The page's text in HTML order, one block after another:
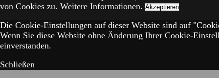
von Cookies zu. Weitere Informationen. Akzeptieren
Die Cookie-Einstellungen auf dieser Website sind auf
Wenn Sie diese Website ohne Änderung Ihrer Cookie-
einverstanden.
Schließen